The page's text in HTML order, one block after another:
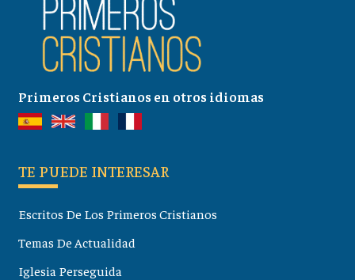
Primeros Cristianos en otros idiomas
TE PUEDE INTERESAR
Escritos De Los Primeros Cristianos
Temas De Actualidad
Iglesia Perseguida